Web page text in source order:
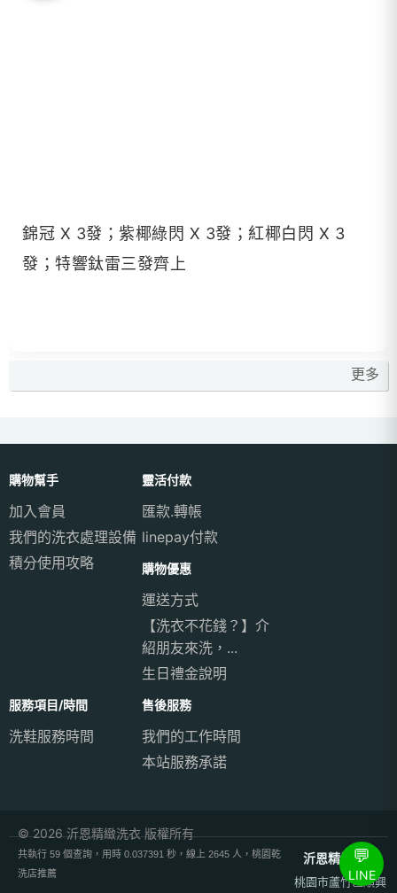
錦冠 X 3發；紫椰綠閃 X 3發；紅椰白閃 X 3
發；特響鈦雷三發齊上
更多
購物幫手
加入會員
我們的洗衣處理設備
積分使用攻略
靈活付款
匯款.轉帳
linepay付款
購物優惠
運送方式
【洗衣不花錢？】介
紹朋友來洗，...
生日禮金說明
服務項目/時間
洗鞋服務時間
售後服務
我們的工作時間
本站服務承諾
© 2026 沂恩精緻洗衣 版權所有
共執行 59 個查詢，用時 0.037391 秒，線上 2645 人，桃園乾
洗店推薦
沂恩精緻洗衣
桃園市蘆竹區順興
💬
LINE